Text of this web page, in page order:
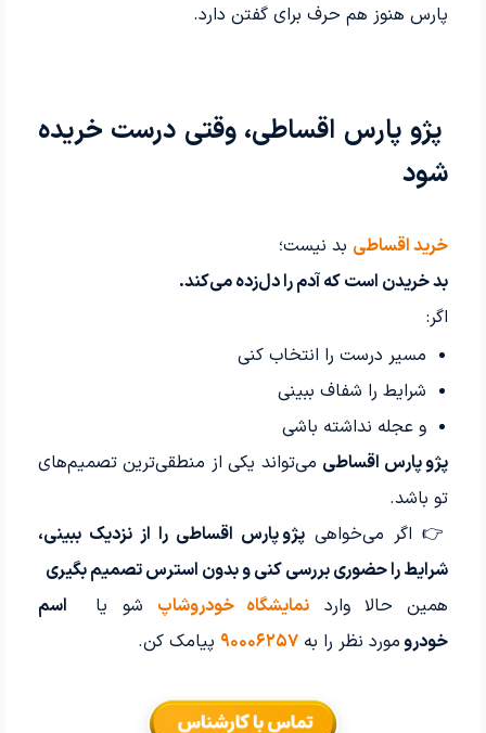
پارس هنوز هم حرف برای گفتن دارد.
پژو پارس اقساطی، وقتی درست خریده
شود
خرید اقساطی بد نیست؛
بد خریدن است که آدم را دل‌زده می‌کند.
اگر:
مسیر درست را انتخاب کنی
شرایط را شفاف ببینی
و عجله نداشته باشی
پژو پارس اقساطی می‌تواند یکی از منطقی‌ترین تصمیم‌های
تو باشد.
👉 اگر می‌خواهی پژو پارس اقساطی را از نزدیک ببینی،
شرایط را حضوری بررسی کنی و بدون استرس تصمیم بگیری
همین حالا وارد نمایشگاه خودروشاپ شو یا اسم
خودرو مورد نظر را به ۹۰۰۰۶۲۵۷ پیامک کن.